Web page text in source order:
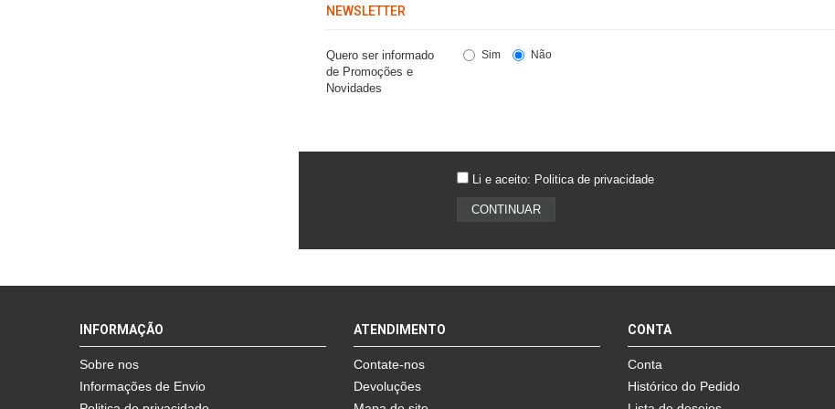
NEWSLETTER
Quero ser informado
de Promoções e
Novidades
Sim Não
Li e aceito: Politica de privacidade
INFORMAÇÃO
Sobre nos
Informações de Envio
ATENDIMENTO
Contate-nos
Devoluções
CONTA
Conta
Histórico do Pedido